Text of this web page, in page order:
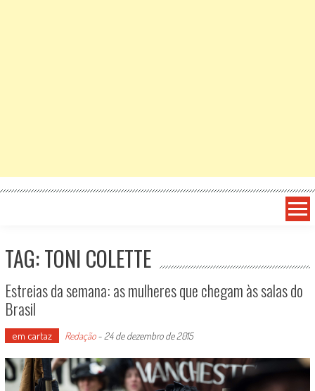
TAG: TONI COLETTE
Estreias da semana: as mulheres que chegam às salas do
Brasil
em cartaz Redação- 24 de dezembro de 2015